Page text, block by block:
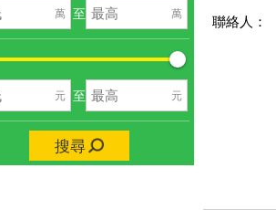
萬 至 萬
元 至 元
搜尋
聯絡人：